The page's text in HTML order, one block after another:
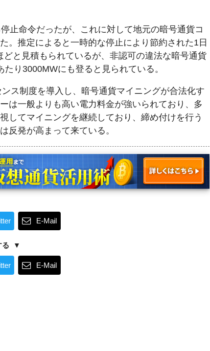
止命令だったが、これに対して地元の暗号通貨コ
。推定によると一時的な停止により節約された1日
と見積もられているが、非認可の違法な暗号通貨
り3000MWにも登ると見られている。
ス制度を導入し、暗号通貨マイニングが合法化す
は一般よりも高い電力料金が強いられており、多
してマイニングを継続しており、締め付けを行う
反発が高まって来ている。
E-Mail
る
E-Mail